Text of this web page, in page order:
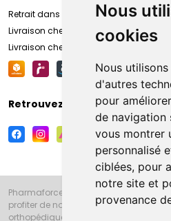
Nous
cookies
Nous
d'autres
pour
de navigation
vous montrer
personnalisé
ciblées, pour
notre site et
provenance
Retrait dans la pharmacie d’Amiens
Livraison chez vous
Livraison chez votre commerçant
Retrouvez-nous sur vos
Pharmaforce.fr et la Grande
profiter de notre accueil, de nos
orthopédiques, homéopathiques,